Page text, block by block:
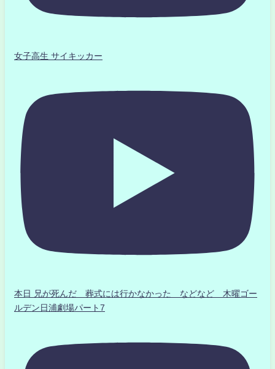
女子高生 サイキッカー
本日 兄が死んだ 葬式には行かなかった などなど 木曜ゴー
ルデン日浦劇場パート7